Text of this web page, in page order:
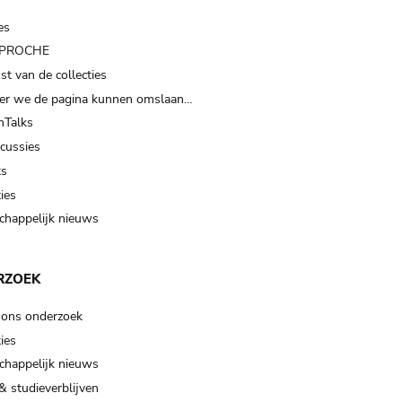
van de collecties
we de pagina kunnen omslaan…
nieuws
onderzoek
nieuws
studieverblijven